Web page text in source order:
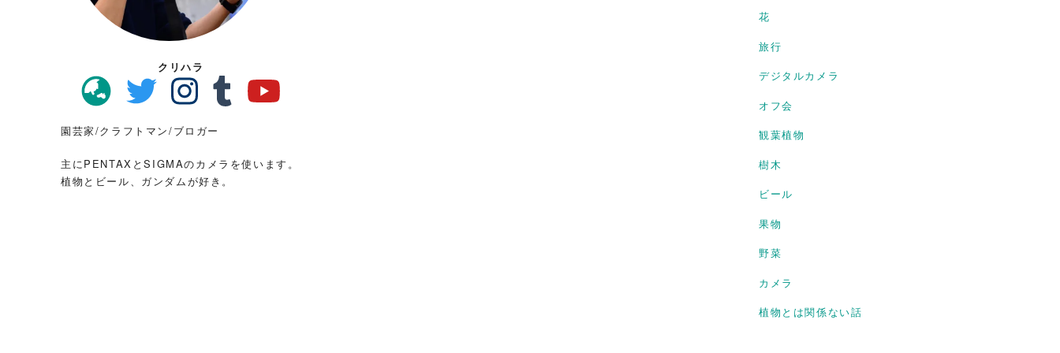
クリハラ
園芸家/クラフトマン/ブロガー
主にPENTAXとSIGMAのカメラを使います。
植物とビール、ガンダムが好き。
花
旅行
デジタルカメラ
オフ会
観葉植物
樹木
ビール
果物
野菜
カメラ
植物とは関係ない話